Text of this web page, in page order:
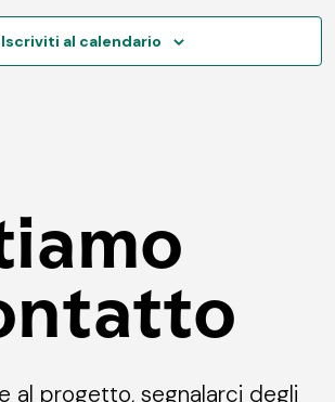
viste
Iscriviti al calendario
al progetto, segnalarci degli